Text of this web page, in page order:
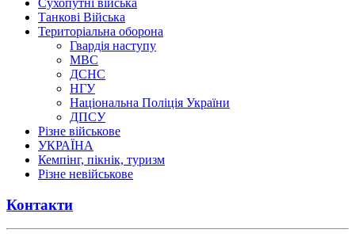
Танкові Війська
Територіальна оборона
Гвардія наступу
МВС
ДСНС
НГУ
Національна Поліція України
ДПСУ
Різне військове
УКРАЇНА
Кемпінг, пікнік, туризм
Різне невійськове
Контакти